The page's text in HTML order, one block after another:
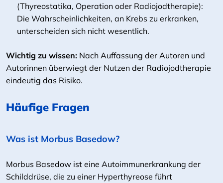
(Thyreostatika, Operation oder Radiojodtherapie):
Die Wahrscheinlichkeiten, an Krebs zu erkranken,
unterscheiden sich nicht wesentlich.
Wichtig zu wissen: Nach Auffassung der Autoren und
Autorinnen überwiegt der Nutzen der Radiojodtherapie
eindeutig das Risiko.
Häufige Fragen
Was ist Morbus Basedow?
Morbus Basedow ist eine Autoimmunerkrankung der
Schilddrüse, die zu einer Hyperthyreose führt